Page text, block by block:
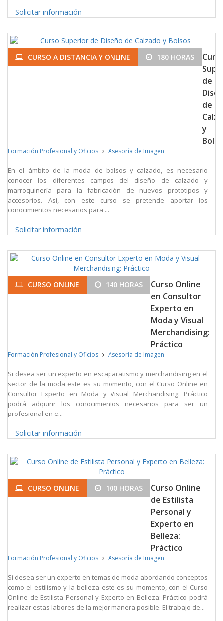
Solicitar información
CURSO A DISTANCIA Y ONLINE 180 HORAS
de
de
y
Formación Profesional y Oficios Asesoría de Imagen
En el ámbito de la moda de bolsos y calzado, es necesario
conocer los diferentes campos del diseño de calzado y
marroquinería para la fabricación de nuevos prototipos y
accesorios. Así, con este curso se pretende aportar los
conocimientos necesarios para ...
Solicitar información
CURSO ONLINE 140 HORAS
Curso Online
en Consultor
Experto en
Moda y Visual
Merchandising:
Práctico
Formación Profesional y Oficios Asesoría de Imagen
Si desea ser un experto en escaparatismo y merchandising en el
sector de la moda este es su momento, con el Curso Online en
Consultor Experto en Moda y Visual Merchandising: Práctico
podrá adquirir los conocimientos necesarios para ser un
profesional en e...
Solicitar información
CURSO ONLINE 100 HORAS
Curso Online
de Estilista
Personal y
Experto en
Belleza:
Práctico
Formación Profesional y Oficios Asesoría de Imagen
Si desea ser un experto en temas de moda abordando conceptos
como el estilismo y la belleza este es su momento, con el Curso
Online de Estilista Personal y Experto en Belleza: Práctico podrá
realizar estas labores de la mejor manera posible. El trabajo de...